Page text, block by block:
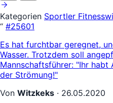
Kategorien Sportler
“ #25601
Es hat furchtbar geregnet,
Wasser. Trotzdem soll
Mannschaftsführer: "Ihr
der Strömung!"
Von Witzkeks · 26.05.2020